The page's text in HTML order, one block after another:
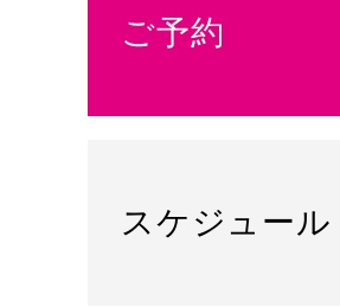
ご予約
スケジュール